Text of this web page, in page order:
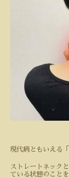
現代病ともいえる「
ストレートネック
ている状態のことを